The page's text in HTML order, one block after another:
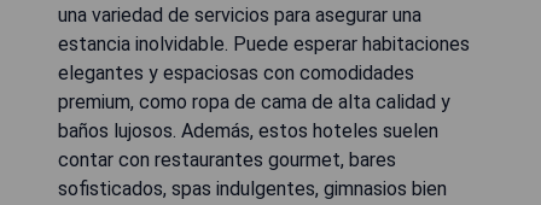
una variedad de servicios para asegurar una
estancia inolvidable. Puede esperar habitaciones
elegantes y espaciosas con comodidades
premium, como ropa de cama de alta calidad y
baños lujosos. Además, estos hoteles suelen
contar con restaurantes gourmet, bares
sofisticados, spas indulgentes, gimnasios bien